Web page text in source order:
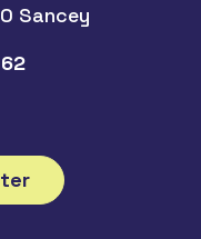
Sancey